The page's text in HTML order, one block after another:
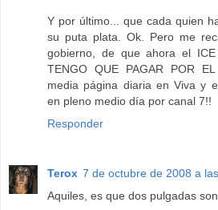
Y por último... que cada quien
su puta plata. Ok. Pero me
gobierno, de que ahora el
TENGO QUE PAGAR POR
media página diaria en Viva y
en pleno medio día por canal 7!!
Responder
Terox 7 de octubre de 2008 a
Aquiles, es que dos pulgadas son